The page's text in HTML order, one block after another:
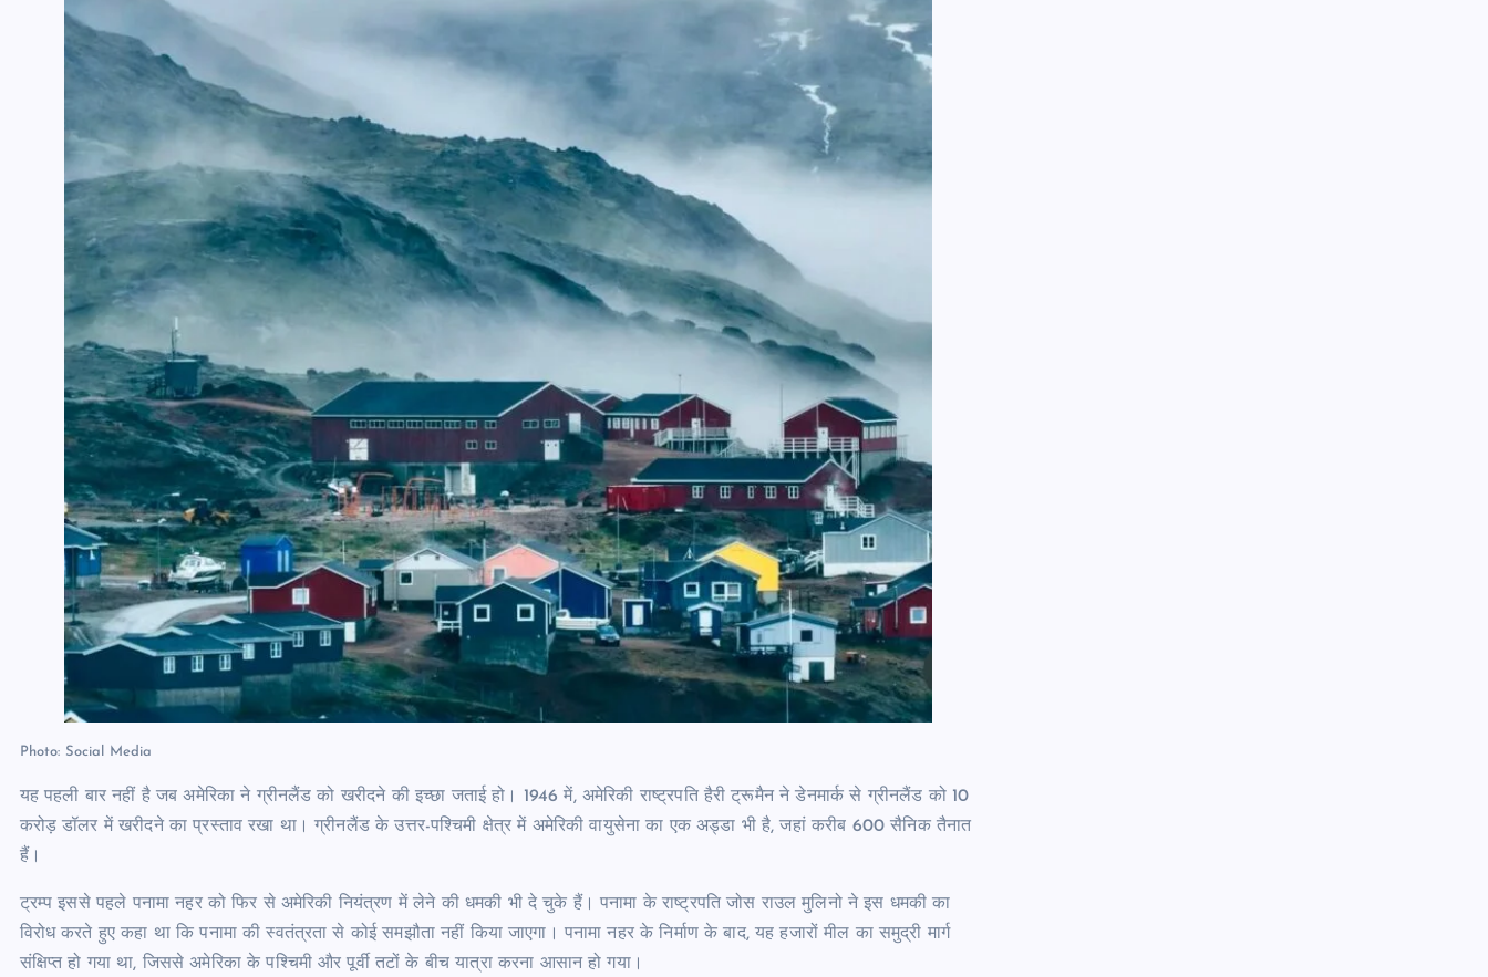
Photo: Social Media
यह पहली बार नहीं है जब अमेरिका ने ग्रीनलैंड को खरीदने की इच्छा जताई हो। 1946 में, अमेरिकी राष्ट्रपति हैरी ट्रूमैन ने डेनमार्क से ग्रीनलैंड को 10
करोड़ डॉलर में खरीदने का प्रस्ताव रखा था। ग्रीनलैंड के उत्तर-पश्चिमी क्षेत्र में अमेरिकी वायुसेना का एक अड्डा भी है, जहां करीब 600 सैनिक तैनात
हैं।
ट्रम्प इससे पहले पनामा नहर को फिर से अमेरिकी नियंत्रण में लेने की धमकी भी दे चुके हैं। पनामा के राष्ट्रपति जोस राउल मुलिनो ने इस धमकी का
विरोध करते हुए कहा था कि पनामा की स्वतंत्रता से कोई समझौता नहीं किया जाएगा। पनामा नहर के निर्माण के बाद, यह हजारों मील का समुद्री मार्ग
संक्षिप्त हो गया था, जिससे अमेरिका के पश्चिमी और पूर्वी तटों के बीच यात्रा करना आसान हो गया।